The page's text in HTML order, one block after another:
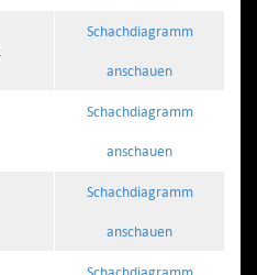
Schachdiagramm
anschauen
Schachdiagramm
anschauen
Schachdiagramm
anschauen